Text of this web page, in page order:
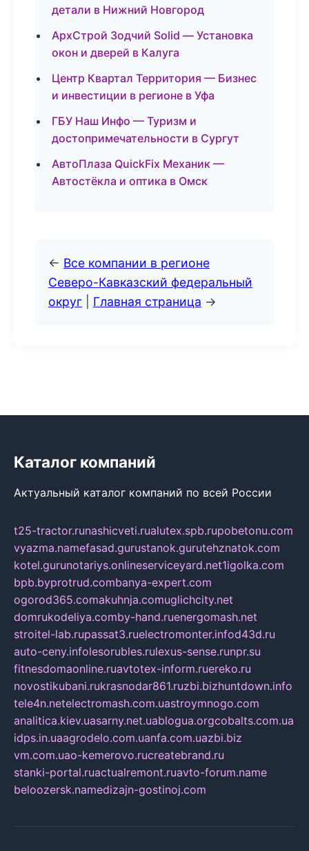
детали в Нижний Новгород
АрхСтрой Зодчий Solid — Установка
окон и дверей в Калуга
Центр Квартал Территория — Бизнес
и инвестиции в регионе в Уфа
ГБУ Наш Инфо — Туризм и
достопримечательности в Сургут
АвтоПлаза QuickFix Механик —
Автостёкла и оптика в Омск
← Все компании в регионе
Северо-Кавказский федеральный
округ
Главная страница →
Каталог компаний
Актуальный каталог компаний по всей России
t25-tractor.runashicveti.rualutex.spb.rupobetonu.com
vyazma.namefasad.gurustanok.gurutehznatok.com
kotel.gurunotariys.onlineserviceyard.net1igolka.com
bpb.byprotrud.combanya-expert.com
ogorod365.comakuhnja.comuglichcity.net
domrukodeliya.comby-hand.ruenergomash.net
stroitel-lab.rupassat3.ruelectromonter.infod43d.ru
auto-ceny.infolesorubles.rulexus-sense.runpr.su
fitnesdomaonline.ruavtotex-inform.ruereko.ru
novostikubani.rukrasnodar861.ruzbi.bizhuntdown.info
tele4n.netelectromash.com.uastroymnogo.com
analitica.kiev.uasarny.net.uablogua.orgcobalts.com.ua
idps.in.uaagrodelo.com.uanfa.com.uazbi.biz
vm.com.uao-kemerovo.rucreatebrand.ru
stanki-portal.ruactualremont.ruavto-forum.name
beloozersk.namedizajn-gostinoj.com